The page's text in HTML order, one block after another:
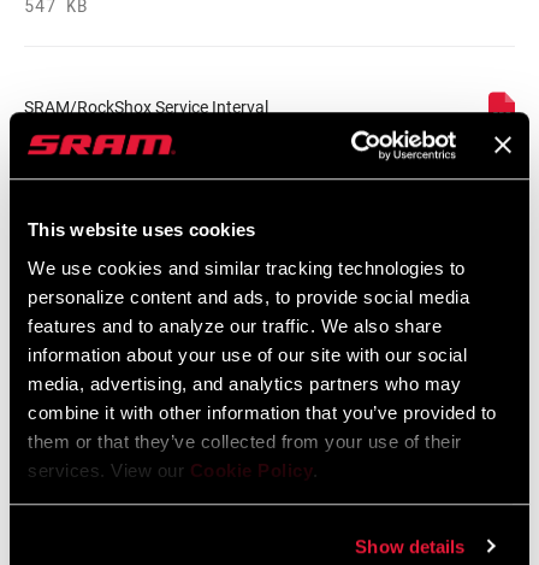
This website uses cookies
We use cookies and similar tracking technologies to
personalize content and ads, to provide social media
features and to analyze our traffic. We also share
information about your use of our site with our social
media, advertising, and analytics partners who may
combine it with other information that you’ve provided to
them or that they’ve collected from your use of their
services. View our Cookie Policy.
Show details
547 KB
SRAM/RockShox Service Interval
Counter Mat
Catálogo De Repuestos
2025 RockShox Spare Part Catalog
Idioma: English
89 MB